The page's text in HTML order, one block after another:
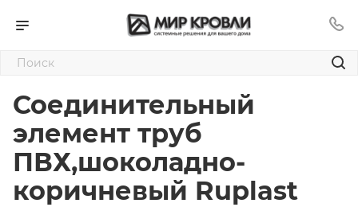
Соединительный
элемент труб
ПВХ,шоколадно-
коричневый Ruplast